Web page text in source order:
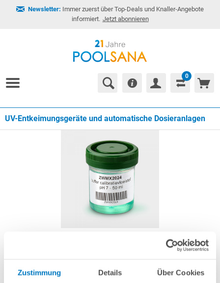
Zustimmung Details Über Cookies
Newsletter: Immer zuerst über Top-Deals und Knaller-Angebote
informiert. Jetzt abonnieren
0
UV-Entkeimungsgeräte und automatische Dosieranlagen
Kalibrierlösung pH7 für POOLSANA
Dosieranlage / Phileo LT / Orpheo VP